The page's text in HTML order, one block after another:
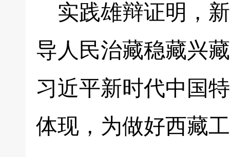
实践雄辩证明，
导人民治藏稳藏兴
习近平新时代中国
体现，为做好西藏